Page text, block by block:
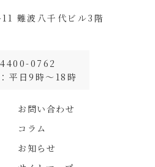
難波八千代ビル3階
0762
平日9時～18時
お問い合わせ
コラム
お知らせ